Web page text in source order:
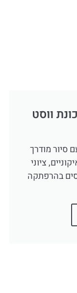
ווסט
סיור מודרך
ציוני
בהרפתקה